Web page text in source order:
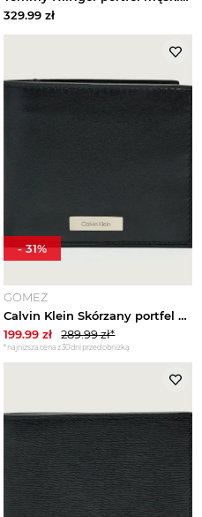
329.99 zł
GOMEZ
Calvin Klein Skórzany portfel czarny
199.99 zł 289.99zł*
*najniższa cena z 30 dni przed obniżką
-31%